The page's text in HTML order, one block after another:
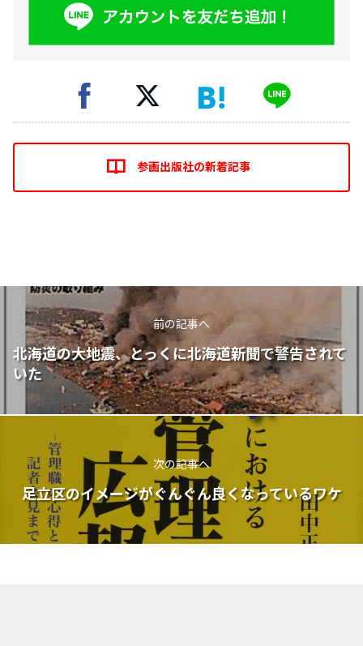
参画出版社の新着記事
前の記事へ
北海道の大地震、とっくに北海道新聞で警告されて
いた
次の記事へ
足立区のイメージがぐんぐん良くなっているワケ